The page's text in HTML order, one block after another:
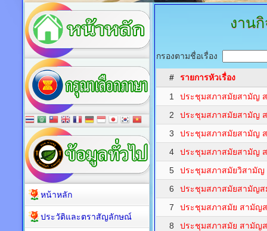
งาน
กรองตามชื่อเรื่อง
#
รายการหัวเรื่อง
1
ประชุมสภาสมัยสามัญ
2
ประชุมสภาสมัยสามัญ
3
ประชุมสภาสมัยสามัญ
4
ประชุมสภาสมัยสามัญ
5
ประชุมสภาสมัยวิสามัญ
6
ประชุมสภาสมัยสามัญส
7
ประชุมสภาสมัย สามัญ
8
ประชุมสภาสมัย สามัญ
หน้าหลัก
ประวัติและตราสัญลักษณ์